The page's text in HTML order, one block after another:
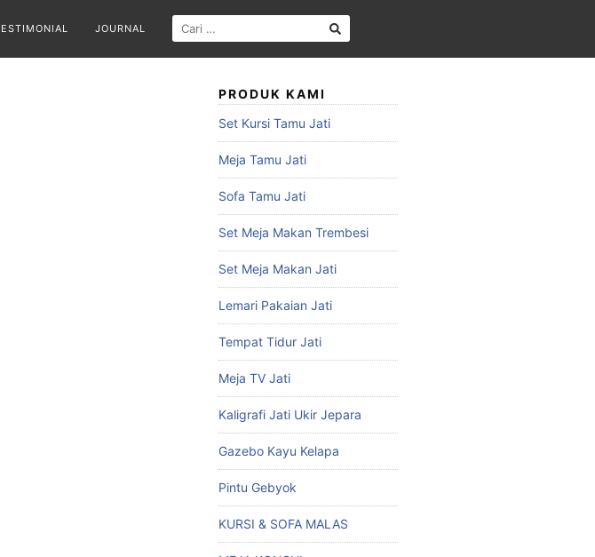
JOURNAL
PRODUK KAMI
Set Kursi Tamu Jati
Meja Tamu Jati
Sofa Tamu Jati
Set Meja Makan Trembesi
Set Meja Makan Jati
Lemari Pakaian Jati
Tempat Tidur Jati
Meja TV Jati
Kaligrafi Jati Ukir Jepara
Gazebo Kayu Kelapa
Pintu Gebyok
KURSI & SOFA MALAS